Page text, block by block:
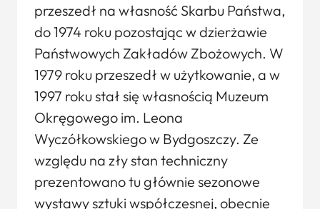
przeszedł na własność Skarbu Państwa,
do 1974 roku po­zostając w dzierżawie
Państwowych Zakładów Zbożowych. W
1979 roku przeszedł w użytkowanie, a w
1997 roku stał się własnością Muzeum
Okręgowego im. Leona
Wyczółkowskiego w Bydgoszczy. Ze
względu na zły stan techniczny
prezentowano tu głównie sezonowe
wystawy sztuki współczesnej, obecnie